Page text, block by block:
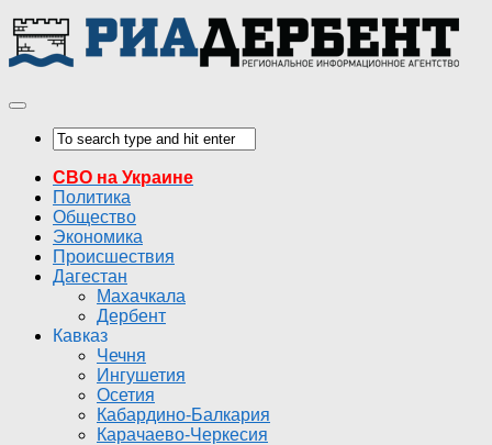
СВО на Украине
Политика
Общество
Экономика
Происшествия
Дагестан
Махачкала
Дербент
Кавказ
Чечня
Ингушетия
Осетия
Кабардино-Балкария
Карачаево-Черкесия